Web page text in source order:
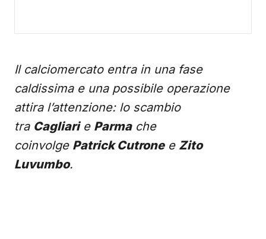
Il calciomercato entra in una fase
caldissima e una possibile operazione
attira l’attenzione: lo scambio
tra Cagliarie Parmache
coinvolge Patrick Cutronee Zito
Luvumbo.